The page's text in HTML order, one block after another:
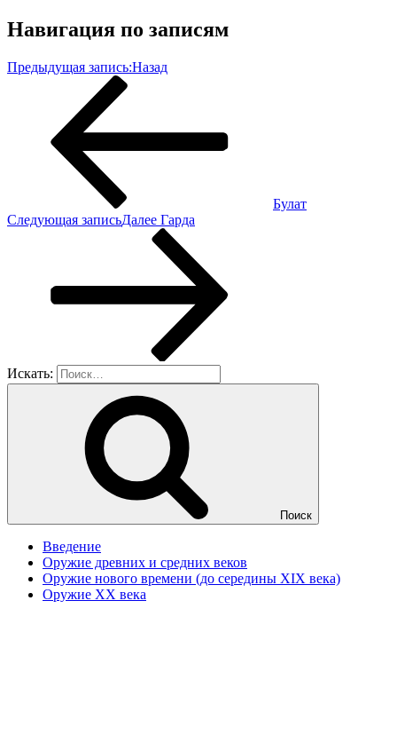
Навигация по записям
Предыдущая запись:Назад
Булат
Следующая записьДалее Гарда
Искать:
Поиск
Введение
Оружие древних и средних веков
Оружие нового времени (до середины XIX века)
Оружие XX века